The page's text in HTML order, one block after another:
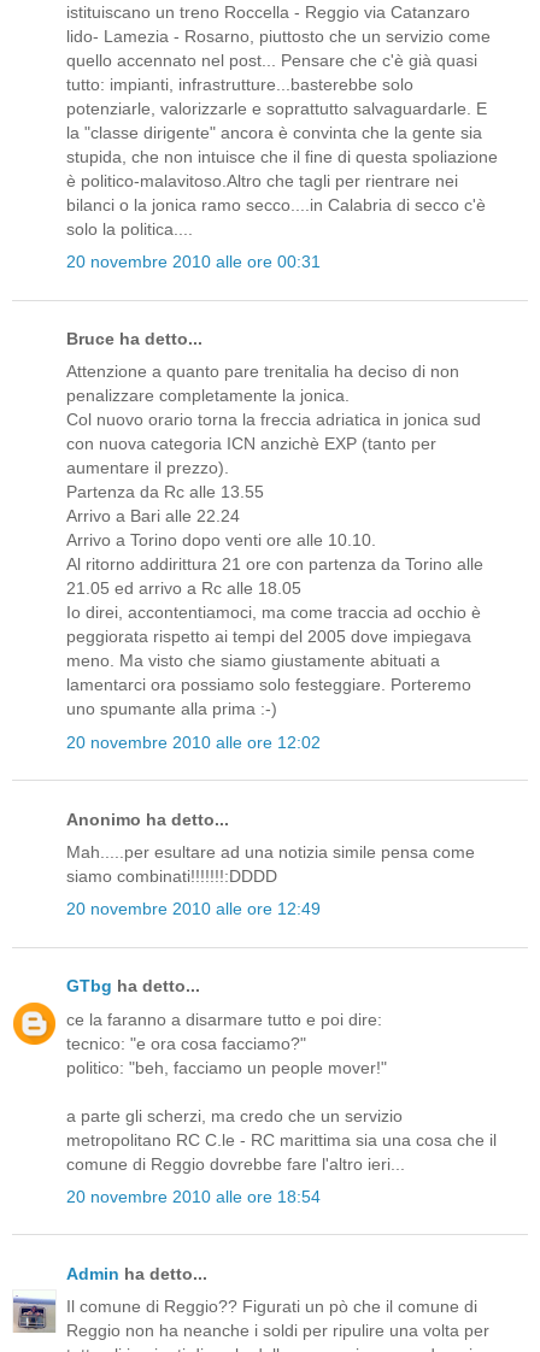
istituiscano un treno Roccella - Reggio via Catanzaro
lido- Lamezia - Rosarno, piuttosto che un servizio come
quello accennato nel post... Pensare che c'è già quasi
tutto: impianti, infrastrutture...basterebbe solo
potenziarle, valorizzarle e soprattutto salvaguardarle. E
la "classe dirigente" ancora è convinta che la gente sia
stupida, che non intuisce che il fine di questa spoliazione
è politico-malavitoso.Altro che tagli per rientrare nei
bilanci o la jonica ramo secco....in Calabria di secco c'è
solo la politica....
20 novembre 2010 alle ore 00:31
Bruce ha detto...
Attenzione a quanto pare trenitalia ha deciso di non
penalizzare completamente la jonica.
Col nuovo orario torna la freccia adriatica in jonica sud
con nuova categoria ICN anzichè EXP (tanto per
aumentare il prezzo).
Partenza da Rc alle 13.55
Arrivo a Bari alle 22.24
Arrivo a Torino dopo venti ore alle 10.10.
Al ritorno addirittura 21 ore con partenza da Torino alle
21.05 ed arrivo a Rc alle 18.05
Io direi, accontentiamoci, ma come traccia ad occhio è
peggiorata rispetto ai tempi del 2005 dove impiegava
meno. Ma visto che siamo giustamente abituati a
lamentarci ora possiamo solo festeggiare. Porteremo
uno spumante alla prima :-)
20 novembre 2010 alle ore 12:02
Anonimo ha detto...
Mah.....per esultare ad una notizia simile pensa come
siamo combinati!!!!!!!:DDDD
20 novembre 2010 alle ore 12:49
GTbg ha detto...
ce la faranno a disarmare tutto e poi dire:
tecnico: "e ora cosa facciamo?"
politico: "beh, facciamo un people mover!"
a parte gli scherzi, ma credo che un servizio
metropolitano RC C.le - RC marittima sia una cosa che il
comune di Reggio dovrebbe fare l'altro ieri...
20 novembre 2010 alle ore 18:54
Admin ha detto...
Il comune di Reggio?? Figurati un pò che il comune di
Reggio non ha neanche i soldi per ripulire una volta per